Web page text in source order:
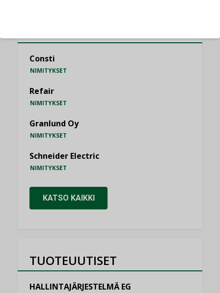
Consti
NIMITYKSET
Refair
NIMITYKSET
Granlund Oy
NIMITYKSET
Schneider Electric
NIMITYKSET
KATSO KAIKKI
TUOTEUUTISET
HALLINTAJÄRJESTELMÄ EG